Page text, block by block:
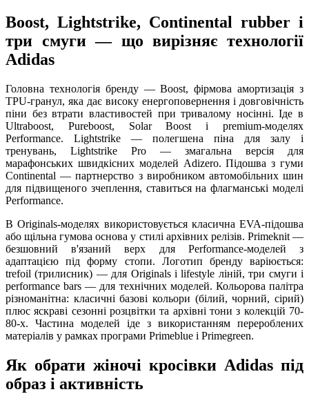
Boost, Lightstrike, Continental rubber і
три смуги — що вирізняє технології
Adidas
Головна технологія бренду — Boost, фірмова амортизація з
TPU-гранул, яка дає високу енергоповернення і довговічність
піни без втрати властивостей при тривалому носінні. Іде в
Ultraboost, Pureboost, Solar Boost і premium-моделях
Performance. Lightstrike — полегшена піна для залу і
тренувань, Lightstrike Pro — змагальна версія для
марафонських швидкісних моделей Adizero. Підошва з гуми
Continental — партнерство з виробником автомобільних шин
для підвищеного зчеплення, ставиться на флагманські моделі
Performance.
В Originals-моделях використовується класична EVA-підошва
або щільна гумова основа у стилі архівних релізів. Primeknit —
безшовний в'язаний верх для Performance-моделей з
адаптацією під форму стопи. Логотип бренду варіюється:
trefoil (трилисник) — для Originals і lifestyle ліній, три смуги і
performance bars — для технічних моделей. Кольорова палітра
різноманітна: класичні базові кольори (білий, чорний, сірий)
плюс яскраві сезонні розцвітки та архівні тони з колекцій 70-
80-х. Частина моделей іде з використанням перероблених
матеріалів у рамках програми Primeblue і Primegreen.
Як обрати жіночі кросівки Adidas під
образ і активність